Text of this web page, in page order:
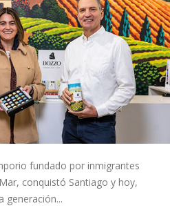
fundado por inmigrantes
conquistó Santiago y hoy,
generación...